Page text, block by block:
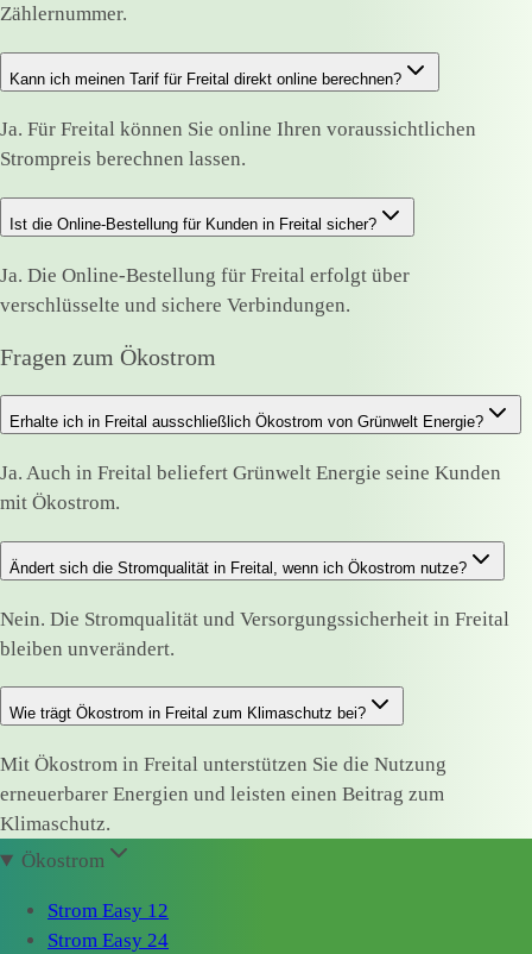
Zählernummer.
Kann ich meinen Tarif für Freital direkt online berechnen?
Ja. Für Freital können Sie online Ihren voraussichtlichen
Strompreis berechnen lassen.
Ist die Online-Bestellung für Kunden in Freital sicher?
Ja. Die Online-Bestellung für Freital erfolgt über
verschlüsselte und sichere Verbindungen.
Fragen zum Ökostrom
Erhalte ich in Freital ausschließlich Ökostrom von Grünwelt Energie?
Ja. Auch in Freital beliefert Grünwelt Energie seine Kunden
mit Ökostrom.
Ändert sich die Stromqualität in Freital, wenn ich Ökostrom nutze?
Nein. Die Stromqualität und Versorgungssicherheit in Freital
bleiben unverändert.
Wie trägt Ökostrom in Freital zum Klimaschutz bei?
Mit Ökostrom in Freital unterstützen Sie die Nutzung
erneuerbarer Energien und leisten einen Beitrag zum
Klimaschutz.
Ökostrom
Strom Easy 12
Strom Easy 24